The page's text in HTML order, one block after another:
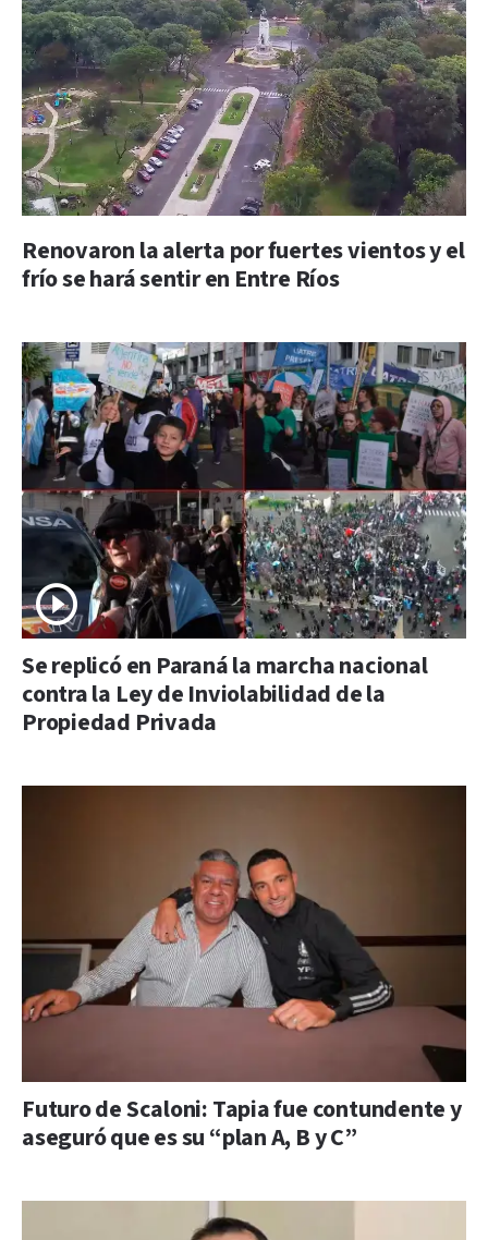
Renovaron la alerta por fuertes vientos y el
frío se hará sentir en Entre Ríos
Se replicó en Paraná la marcha nacional
contra la Ley de Inviolabilidad de la
Propiedad Privada
Futuro de Scaloni: Tapia fue contundente y
aseguró que es su “plan A, B y C”